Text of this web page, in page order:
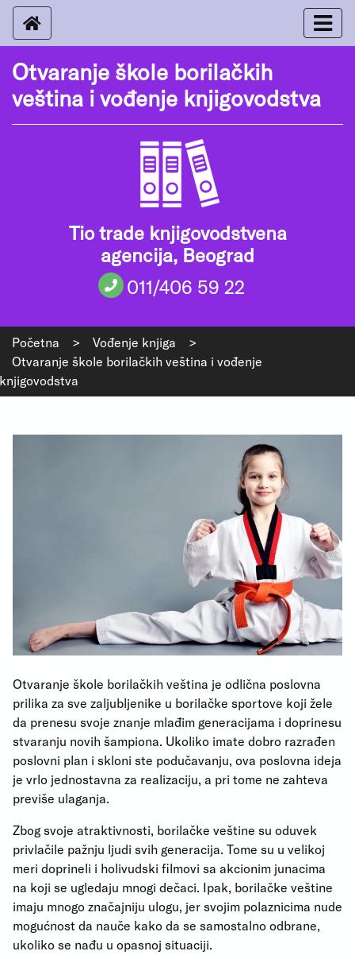
Otvaranje škole borilačkih
veština i vođenje knjigovodstva
Tio trade knjigovodstvena
agencija, Beograd
011/406 59 22
Početna > Vođenje knjiga
>
Otvaranje škole borilačkih veština i vođenje
knjigovodstva
Otvaranje škole borilačkih veština je odlična poslovna
prilika za sve zaljubljenike u borilačke sportove koji žele
da prenesu svoje znanje mlađim generacijama i doprinesu
stvaranju novih šampiona. Ukoliko imate dobro razrađen
poslovni plan i skloni ste podučavanju, ova poslovna ideja
je vrlo jednostavna za realizaciju, a pri tome ne zahteva
previše ulaganja.
Zbog svoje atraktivnosti, borilačke veštine su oduvek
privlačile pažnju ljudi svih generacija. Tome su u velikoj
meri doprineli i holivudski filmovi sa akcionim junacima
na koji se ugledaju mnogi dečaci. Ipak, borilačke veštine
imaju mnogo značajniju ulogu, jer svojim polaznicima nude
mogućnost da nauče kako da se samostalno odbrane,
ukoliko se nađu u opasnoj situaciji.